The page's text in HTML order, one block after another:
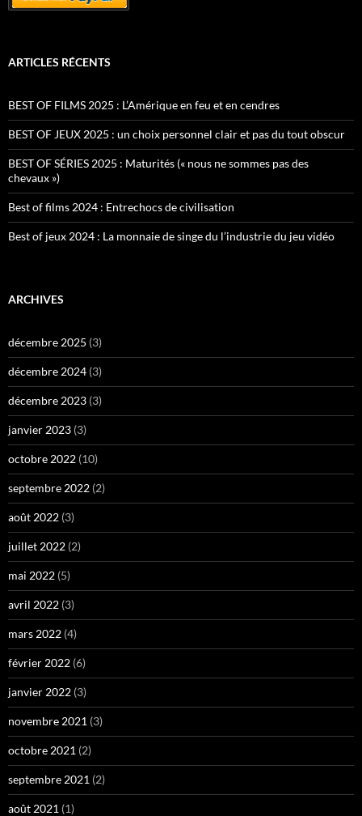
ARTICLES RÉCENTS
BEST OF FILMS 2025 : L’Amérique en feu et en cendres
BEST OF JEUX 2025 : un choix personnel clair et pas du tout obscur
BEST OF SÉRIES 2025 : Maturités (« nous ne sommes pas des
chevaux »)
Best of films 2024 : Entrechocs de civilisation
Best of jeux 2024 : La monnaie de singe du l’industrie du jeu vidéo
ARCHIVES
décembre 2025 (3)
décembre 2024 (3)
décembre 2023 (3)
janvier 2023 (3)
octobre 2022 (10)
septembre 2022 (2)
août 2022 (3)
juillet 2022 (2)
mai 2022 (5)
avril 2022 (3)
mars 2022 (4)
février 2022 (6)
janvier 2022 (3)
novembre 2021 (3)
octobre 2021 (2)
septembre 2021 (2)
août 2021 (1)